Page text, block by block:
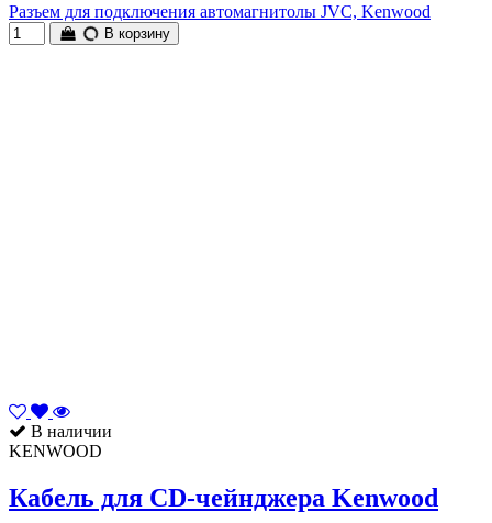
Разъем для подключения автомагнитолы JVC, Kenwood
В корзину
В наличии
KENWOOD
Кабель для CD-чейнджера Kenwood